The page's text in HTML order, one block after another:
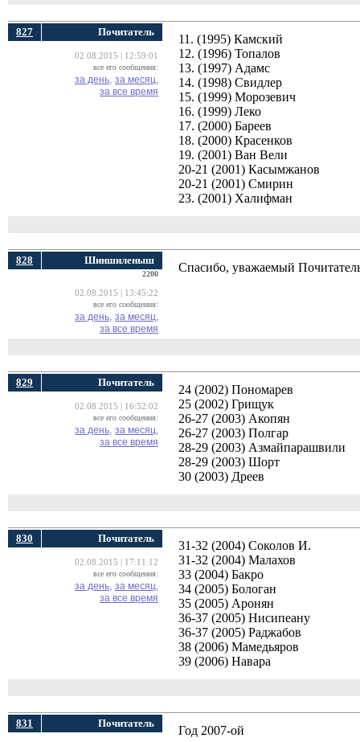
827 Почитатель
02.08.2015 | 12:59:01
все его сообщения:
за день, за месяц,
за все время
11. (1995) Камский
12. (1996) Топалов
13. (1997) Адамс
14. (1998) Свидлер
15. (1999) Морозевич
16. (1999) Леко
17. (2000) Бареев
18. (2000) Красенков
19. (2001) Ван Вели
20-21 (2001) Касымжанов
20-21 (2001) Смирин
23. (2001) Халифман
828 Шиншиленыш
2200
02.08.2015 | 13:45:22
все его сообщения:
за день, за месяц,
за все время
Спасибо, уважаемый
829 Почитатель
02.08.2015 | 16:52:02
все его сообщения:
за день, за месяц,
за все время
24 (2002) Пономарев
25 (2002) Грищук
26-27 (2003) Акопян
26-27 (2003) Полгар
28-29 (2003) Азмайпарашвили
28-29 (2003) Шорт
30 (2003) Дреев
830 Почитатель
02.08.2015 | 17:11:12
все его сообщения:
за день, за месяц,
за все время
31-32 (2004) Соколов И.
31-32 (2004) Малахов
33 (2004) Бакро
34 (2005) Бологан
35 (2005) Аронян
36-37 (2005) Нисипеану
36-37 (2005) Раджабов
38 (2006) Мамедьяров
39 (2006) Навара
831 Почитатель
Год 2007-ой